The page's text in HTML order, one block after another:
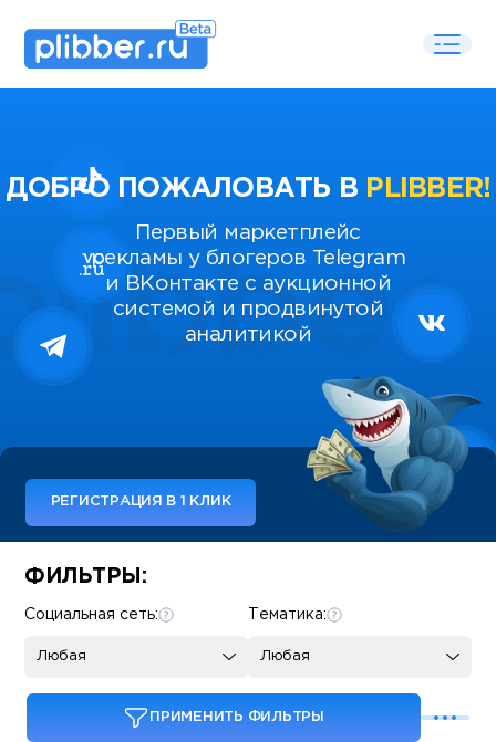
ДОБРО ПОЖАЛОВАТЬ В PLIBBER!
Первый маркетплейс
рекламы у блогеров Telegram
и ВКонтакте с аукционной
системой и продвинутой
аналитикой
РЕГИСТРАЦИЯ В 1 КЛИК
Some SEO Title
ФИЛЬТРЫ:
Тематика:
Любая
Социальная сеть:
Любая
ПРИМЕНИТЬ ФИЛЬТРЫ